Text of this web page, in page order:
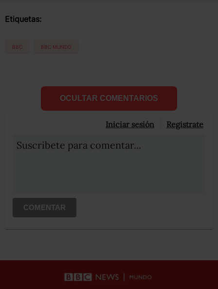
Etiquetas:
BBC BBC MUNDO
OCULTAR COMENTARIOS
Iniciar sesión Registrate
Suscribete para comentar...
COMENTAR